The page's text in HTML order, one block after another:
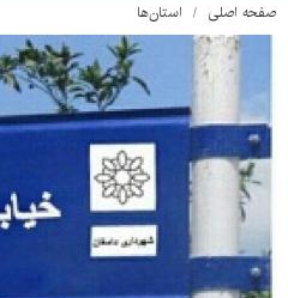
صفحه اصلی استان‌ها